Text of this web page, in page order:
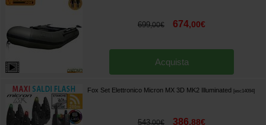
699,00€ 674,00€
Acquista
Fox Set Elettronico Micron MX 3D MK2 Illuminated [esc14094]
543,00€ 386,88€